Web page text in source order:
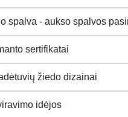
spalva - aukso spalvos
sertifikatai
žiedo dizainai
idėjos